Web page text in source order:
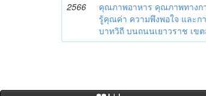
2566
คุณภาพอาหาร คุณภาพทาง
รู้คุณค่า ความพึงพอใจ และก
บาทวิถี บนถนนเยาวราช เข